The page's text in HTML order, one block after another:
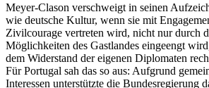
Meyer-Clason verschweigt in seinen
wie deutsche Kultur, wenn sie mit
Zivilcourage vertreten wird, nicht nur durch
Möglichkeiten des Gastlandes eingeengt
dem Widerstand der eigenen Diplomaten
Für Portugal sah das so aus: Aufgrund
Interessen unterstützte die Bundesregierung